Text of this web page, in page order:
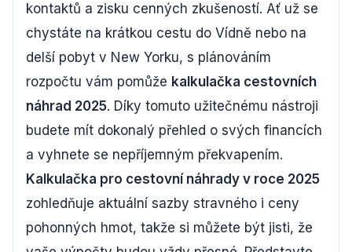
kontaktů a zisku cenných zkušeností. Ať už se
chystáte na krátkou cestu do Vídně nebo na
delší pobyt v New Yorku, s plánováním
rozpočtu vám pomůže kalkulačka cestovních
náhrad 2025. Díky tomuto užitečnému nástroji
budete mít dokonalý přehled o svých financích
a vyhnete se nepříjemným překvapením.
Kalkulačka pro cestovní náhrady v roce 2025
zohledňuje aktuální sazby stravného i ceny
pohonných hmot, takže si můžete být jisti, že